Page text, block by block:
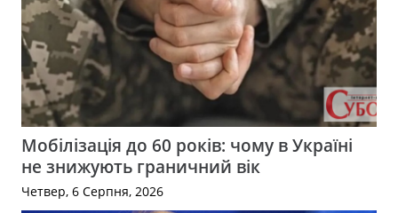
Мобілізація до 60 років: чому в Україні
не знижують граничний вік
Четвер, 6 Серпня, 2026